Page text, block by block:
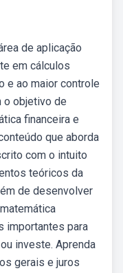
de aplicação
em cálculos
e ao maior controle
o objetivo de
financeira e
que aborda
com o intuito
teóricos da
de desenvolver
importantes para
investe. Aprenda
gerais e juros